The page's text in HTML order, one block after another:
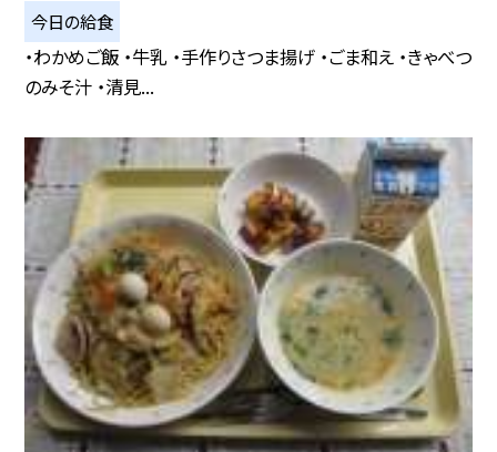
今日の給食
・わかめご飯 ・牛乳 ・手作りさつま揚げ ・ごま和え ・きゃべつ
のみそ汁 ・清見...